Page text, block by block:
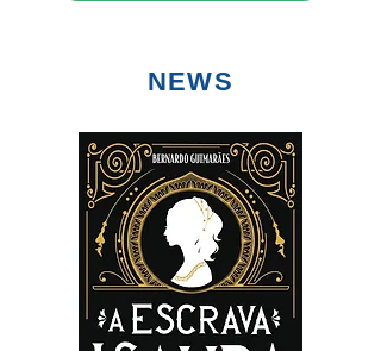
NEWS